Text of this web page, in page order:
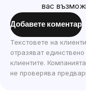
вас
Добавете коментар
Текстовете на
отразяват
клиентите.
не проверява